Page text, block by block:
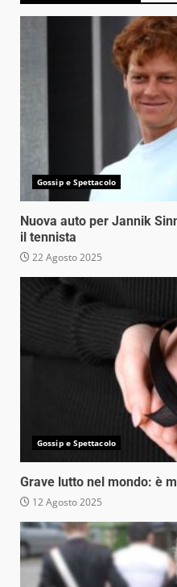
Gossip e Spettacolo
Nuova auto per Jannik
il tennista
22 Agosto 2025
Gossip e Spettacolo
Grave lutto nel mondo: è
12 Agosto 2025